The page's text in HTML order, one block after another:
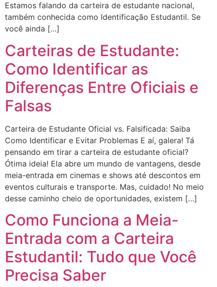
Estamos falando da carteira de estudante nacional,
também conhecida como Identificação Estudantil. Se
você ainda […]
Carteiras de Estudante:
Como Identificar as
Diferenças Entre Oficiais e
Falsas
Carteira de Estudante Oficial vs. Falsificada: Saiba
Como Identificar e Evitar Problemas E aí, galera! Tá
pensando em tirar a carteira de estudante oficial?
Ótima ideia! Ela abre um mundo de vantagens, desde
meia-entrada em cinemas e shows até descontos em
eventos culturais e transporte. Mas, cuidado! No meio
desse caminho cheio de oportunidades, existem […]
Como Funciona a Meia-
Entrada com a Carteira
Estudantil: Tudo que Você
Precisa Saber